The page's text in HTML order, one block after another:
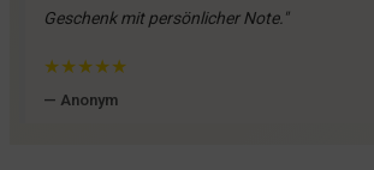
Geschenk mit persönlicher Note."
★★★★★
— Anonym